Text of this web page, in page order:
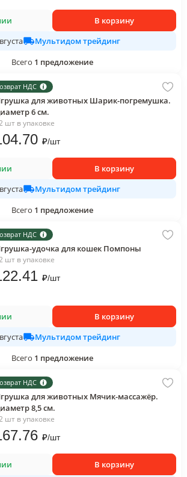
В корзину
Мультидом трейдинг
Всего 1 предложение
НДС
для животных Шарик-погремушка.
6 см.
шт в упаковке
.70 ₽/шт
В корзину
Мультидом трейдинг
Всего 1 предложение
НДС
удочка для кошек Помпоны
шт в упаковке
.41 ₽/шт
В корзину
Мультидом трейдинг
Всего 1 предложение
НДС
для животных Мячик-массажёр.
8,5 см.
шт в упаковке
.76 ₽/шт
В корзину